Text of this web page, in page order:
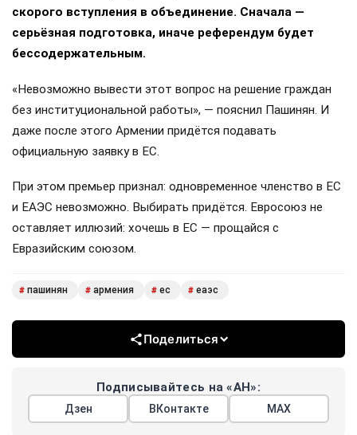
скорого вступления в объединение. Сначала —
серьёзная подготовка, иначе референдум будет
бессодержательным.
«Невозможно вывести этот вопрос на решение граждан
без институциональной работы», — пояснил Пашинян. И
даже после этого Армении придётся подавать
официальную заявку в ЕС.
При этом премьер признал: одновременное членство в ЕС
и ЕАЭС невозможно. Выбирать придётся. Евросоюз не
оставляет иллюзий: хочешь в ЕС — прощайся с
Евразийским союзом.
# пашинян # армения # ес # еаэс
Поделиться
Подписывайтесь на «АН»:
Дзен ВКонтакте МАХ